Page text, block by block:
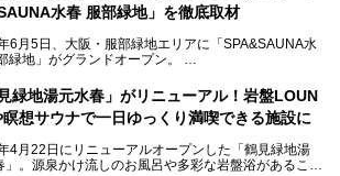
水春 服部緑地」を徹底取材
6月5日、大阪・服部緑地エリアに「SPA&SAUNA水
緑地」がグランドオープン。
計画から約5年の時を経て誕生した本施設は、温泉・
・岩盤浴・フィットネス・ラウンジ・レストランなど
した、これまでの“水春”のイメージをさらに進化させ
オープン前の内覧会に参加し、館内のこだわりポイン
見緑地湯元水春」がリニューアル！岩盤LOUN
瞑想サウナで一日ゆっくり満喫できる施設に
4月22日にリニューアルオープンした「鶴見緑地湯
」。源泉かけ流しのお風呂や多彩な岩盤浴があること